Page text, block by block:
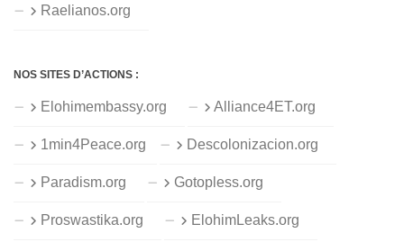
Raelianos.org
NOS SITES D’ACTIONS :
Elohimembassy.org Alliance4ET.org
1min4Peace.org Descolonizacion.org
Paradism.org Gotopless.org
Proswastika.org ElohimLeaks.org